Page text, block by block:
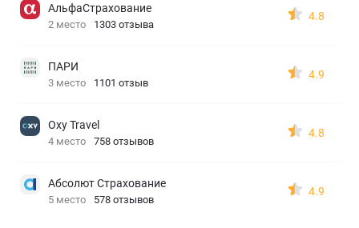
АльфаСтрахование
2 место 1303 отзыва
4.8
ПАРИ
3 место 1101 отзыв
4.9
Oxy Travel
4 место 758 отзывов
4.8
Абсолют Страхование
5 место 578 отзывов
4.9